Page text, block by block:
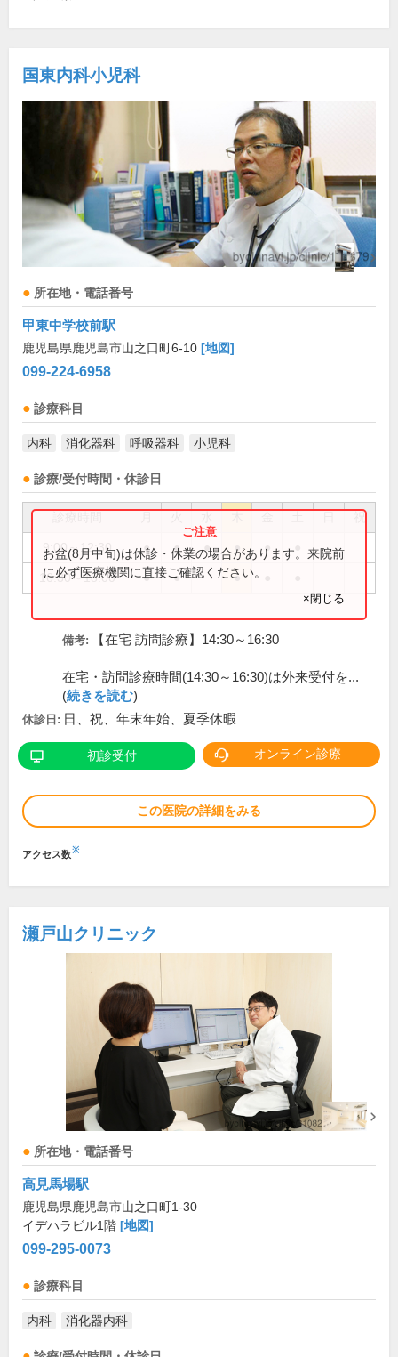
国東内科小児科
所在地・電話番号
甲東中学校前駅
鹿児島県鹿児島市山之口町6-10 [地図]
099-224-6958
診療科目
内科 消化器科 呼吸器科 小児科
診療/受付時間・休診日
祝
9:00～12:30 ● ● ● ● ●
16:30～18:00 ● ● ●
お盆(8月中旬)は休診・休業の場合があります。来院前
に必ず医療機関に直接ご確認ください。
×閉じる
備考: 【在宅 訪問診療】14:30～16:30
在宅・訪問診療時間(14:30～16:30)は外来受付を...
(続きを読む)
休診日: 日、祝、年末年始、夏季休暇
初診受付 オンライン診療
この医院の詳細をみる
アクセス数※
瀬戸山クリニック
所在地・電話番号
高見馬場駅
鹿児島県鹿児島市山之口町1-30
イデハラビル1階 [地図]
099-295-0073
診療科目
内科 消化器内科